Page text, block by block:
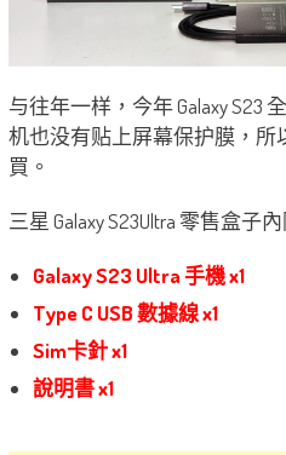
与往年一样，今年 Galaxy S23
机也没有贴上屏幕保护膜，所
買。
三星 Galaxy S23Ultra 零售盒子
Galaxy S23 Ultra 手機 x1
Type C USB 數據線 x1
Sim卡針 x1
說明書 x1